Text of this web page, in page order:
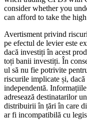
consider whether you
can afford to take the
Avertisment privind
pe efectul de levier este
dacă investiți în acest
toți banii investiți. În
ul să nu fie potrivite
riscurile implicate și, dacă
independentă.
adresează destinatarilor
distribuirii în țări în care
ar fi incompatibilă cu